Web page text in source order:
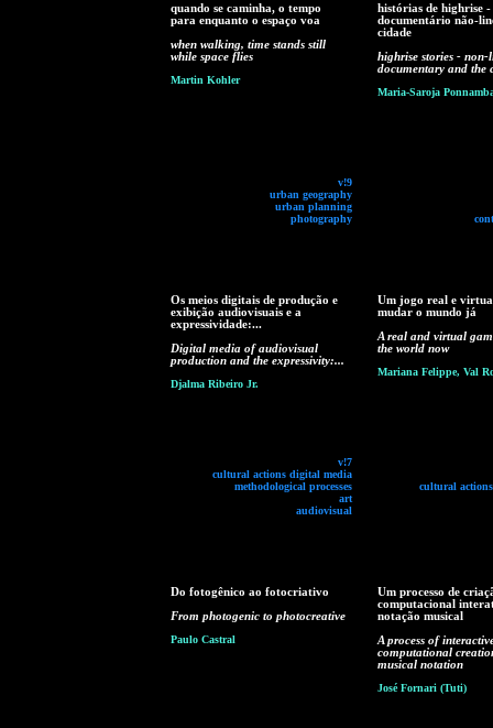
quando se caminha, o tempo
para enquanto o espaço voa
when walking, time stands still
while space flies
Martin Kohler
v!9
urban geography
urban planning
photography
histórias de highrise -
documentário não-
cidade
highrise stories - non-
documentary and the
Maria-Saroja
Os meios digitais de produção e
exibição audiovisuais e a
expressividade:...
Digital media of audiovisual
production and the expressivity:...
Djalma Ribeiro Jr.
v!7
cultural actions digital media
methodological processes
art
audiovisual
Um jogo real e
mudar o mundo já
A real and virtual
the world now
Mariana Felippe, Val
cultural
Do fotogênico ao fotocriativo
From photogenic to photocreative
Paulo Castral
Um processo de
computacional
notação musical
A process of
computational
musical notation
José Fornari (Tuti)